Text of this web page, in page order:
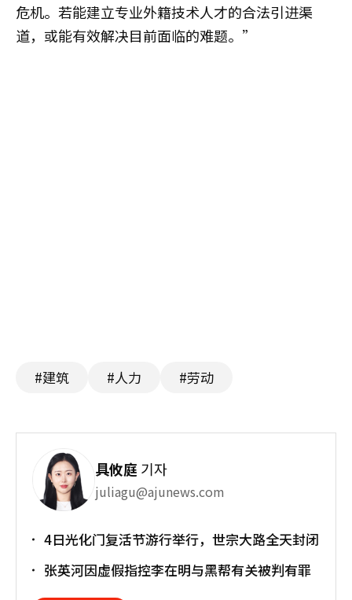
危机。若能建立专业外籍技术人才的合法引进渠
道，或能有效解决目前面临的难题。”
#建筑 #人力 #劳动
具攸庭 기자
juliagu@ajunews.com
4日光化门复活节游行举行，世宗大路全天封闭
张英河因虚假指控李在明与黑帮有关被判有罪